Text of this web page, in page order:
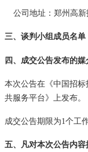
公司地址： 郑州高
三、 谈判 小组成员名单
四、成交公告发布的
本次公告在《中国招
共服务平台》上发布。
成交公告期限为1个工
五、凡对本次公告内